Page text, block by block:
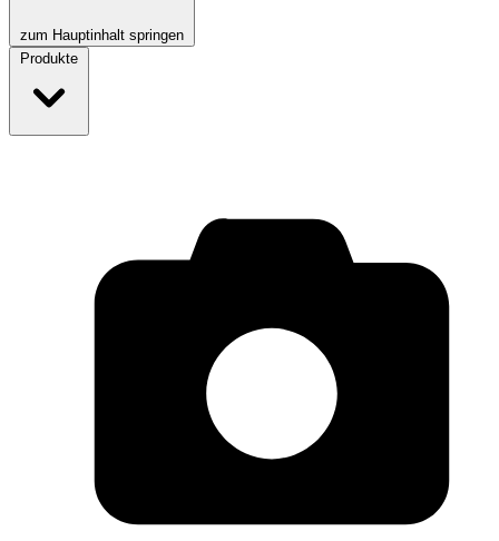
zum Hauptinhalt springen
Produkte